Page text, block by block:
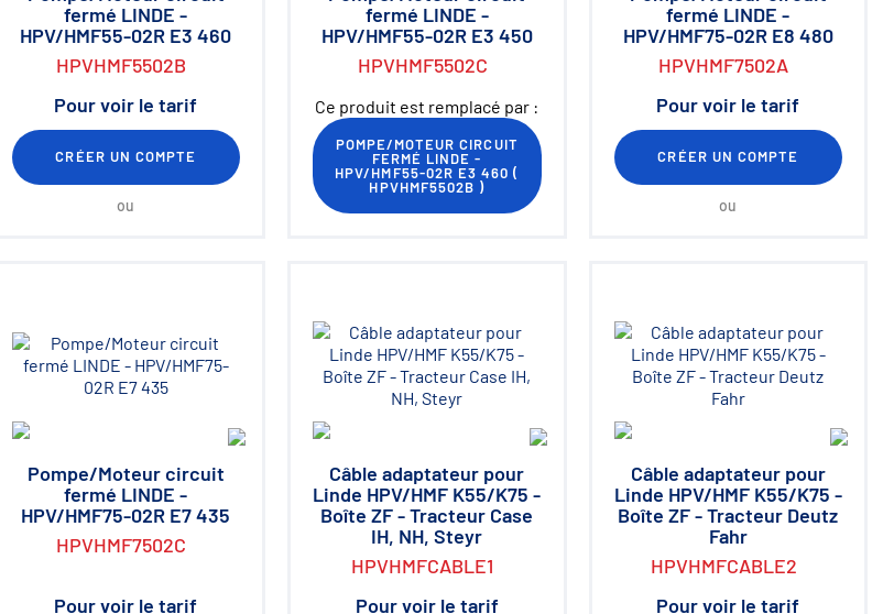
fermé LINDE -
HPV/HMF55-02R E3 460
HPVHMF5502B
Pour voir le tarif
CRÉER UN COMPTE
ou
fermé LINDE -
HPV/HMF55-02R E3 450
HPVHMF5502C
Ce produit est remplacé par :
POMPE/MOTEUR CIRCUIT
FERMÉ LINDE -
HPV/HMF55-02R E3 460 (
HPVHMF5502B )
fermé LINDE -
HPV/HMF75-02R E8 480
HPVHMF7502A
Pour voir le tarif
CRÉER UN COMPTE
ou
Pompe/Moteur circuit
fermé LINDE -
HPV/HMF75-02R E7 435
HPVHMF7502C
Pour voir le tarif
Câble adaptateur pour
Linde HPV/HMF K55/K75 -
Boîte ZF - Tracteur Case
IH, NH, Steyr
HPVHMFCABLE1
Pour voir le tarif
Câble adaptateur pour
Linde HPV/HMF K55/K75 -
Boîte ZF - Tracteur Deutz
Fahr
HPVHMFCABLE2
Pour voir le tarif